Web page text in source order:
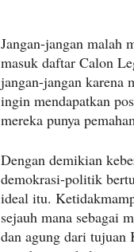
Jangan-jangan malah
masuk daftar Calon
jangan-jangan karena
ingin mendapatkan
mereka punya
Dengan demikian
demokrasi-politik
ideal itu.
sejauh mana sebagai
dan agung dari tujuan